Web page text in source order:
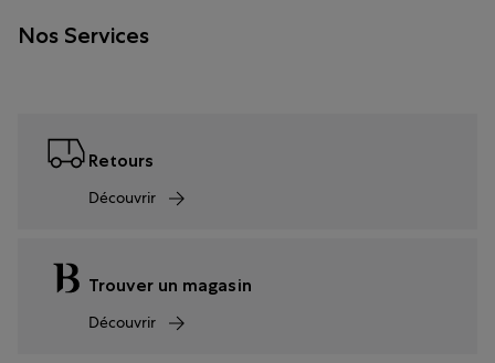
Nos Services
Retours
Découvrir
Trouver un magasin
Découvrir